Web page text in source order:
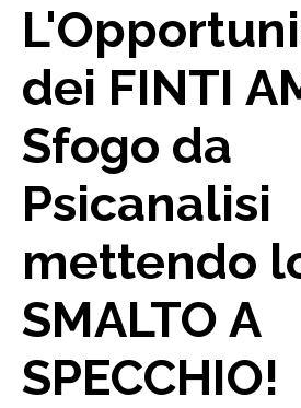
dei FINTI
Sfogo da
Psicanalisi
mettendo
SMALTO A
SPECCHIO!